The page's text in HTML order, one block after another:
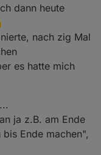
weg bekommen.
dann heute
nach zig Mal
es hatte mich
ja z.B. am Ende
Ende machen",